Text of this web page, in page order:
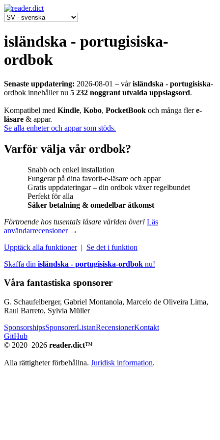
isländska - portugisiska-
ordbok
Senaste uppdatering: 2026-08-01 ‒ vårisländska - portugisiska-
ordbok innehåller nu 5 232 noggrant utvalda uppslagsord.
Kompatibel med Kindle, Kobo, PocketBook och många flere-
läsare & appar.
Se alla enheter och appar som stöds.
Varför välja vår ordbok?
Snabb och enkel installation
Fungerar på dina favorit-e-läsare och appar
Gratis uppdateringar – din ordbok växer regelbundet
Perfekt för alla
Säker betalning & omedelbar åtkomst
Förtroende hos tusentals läsare världen över! Läs
användarrecensioner→
Upptäck alla funktioner| Se det i funktion
Skaffa din isländska - portugisiska-ordbok nu!
Våra fantastiska sponsorer
G. Schaufelberger, Gabriel Montanola, Marcelo de Oliveira Lima,
Raul Barreto, Sylvia Müller
SponsorshipsSponsorerListanRecensionerKontakt
GitHub
© 2020–2026 reader.dict™
Alla rättigheter förbehållna. Juridisk information.